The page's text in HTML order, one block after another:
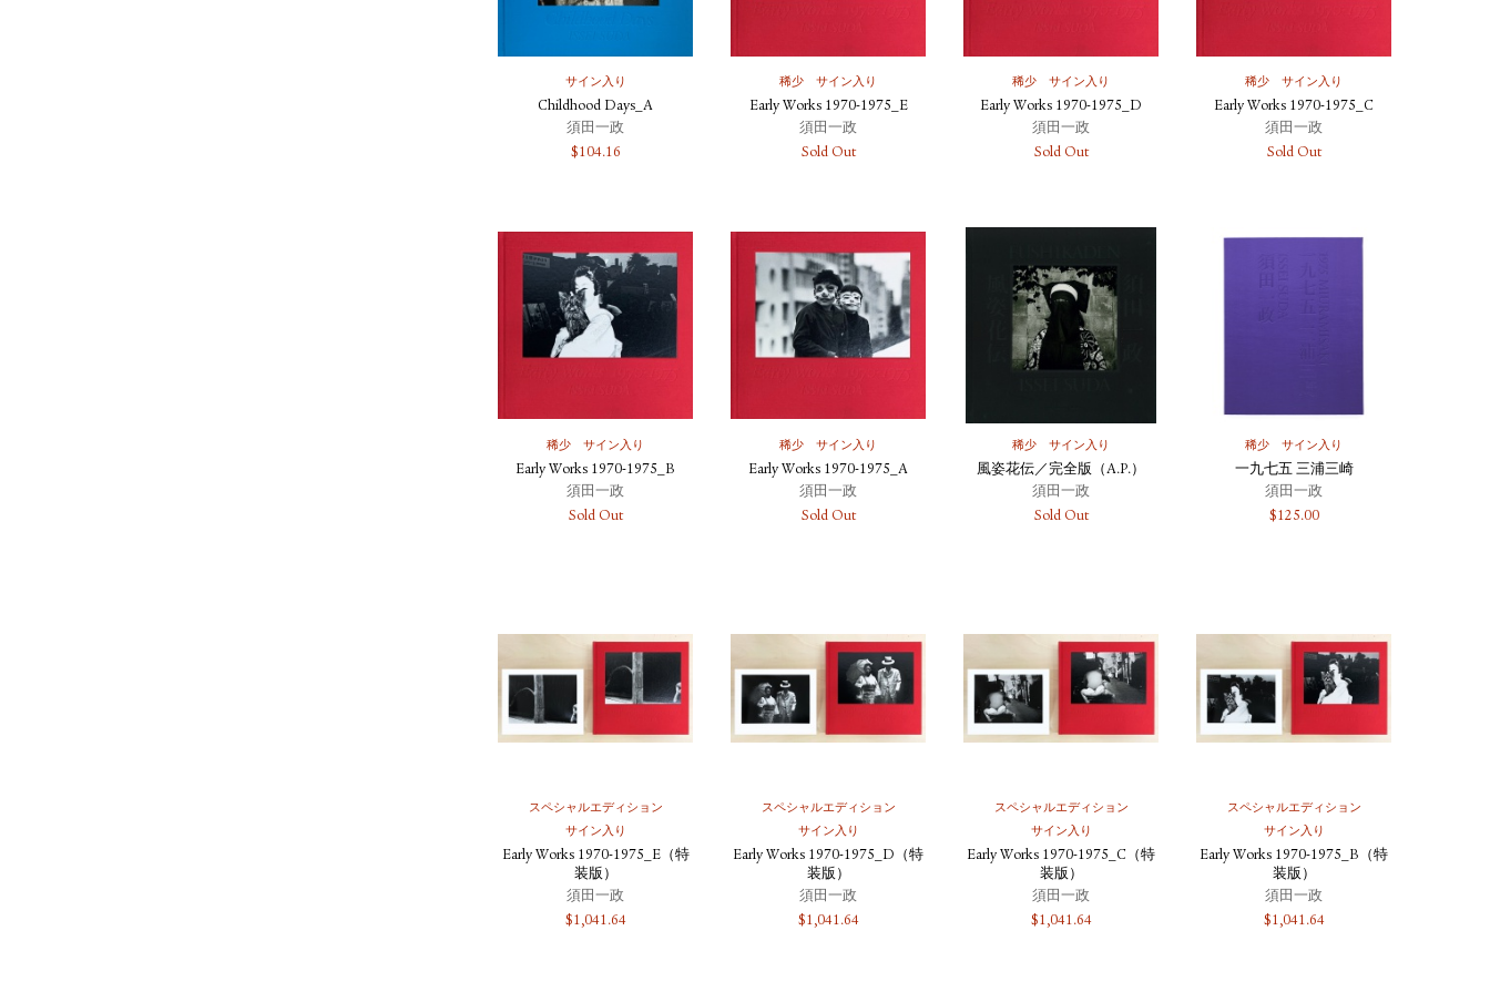
サイン入り
Childhood Days_A
須田一政
$104.16
稀少 サイン入り
Early Works 1970-1975_E
須田一政
Sold Out
稀少 サイン入り
Early Works 1970-1975_D
須田一政
Sold Out
稀少 サイン入り
Early Works 1970-1975_C
須田一政
Sold Out
稀少 サイン入り
Early Works 1970-1975_B
須田一政
Sold Out
稀少 サイン入り
Early Works 1970-1975_A
須田一政
Sold Out
稀少 サイン入り
風姿花伝／完全版（A.P.）
須田一政
Sold Out
稀少 サイン入り
一九七五 三浦三崎
須田一政
$125.00
スペシャルエディション
サイン入り
Early Works 1970-1975_E（特
装版）
須田一政
$1,041.64
スペシャルエディション
サイン入り
Early Works 1970-1975_D（特
装版）
須田一政
$1,041.64
スペシャルエディション
サイン入り
Early Works 1970-1975_C（特
装版）
須田一政
$1,041.64
スペシャルエディション
サイン入り
Early Works 1970-1975_B（特
装版）
須田一政
$1,041.64